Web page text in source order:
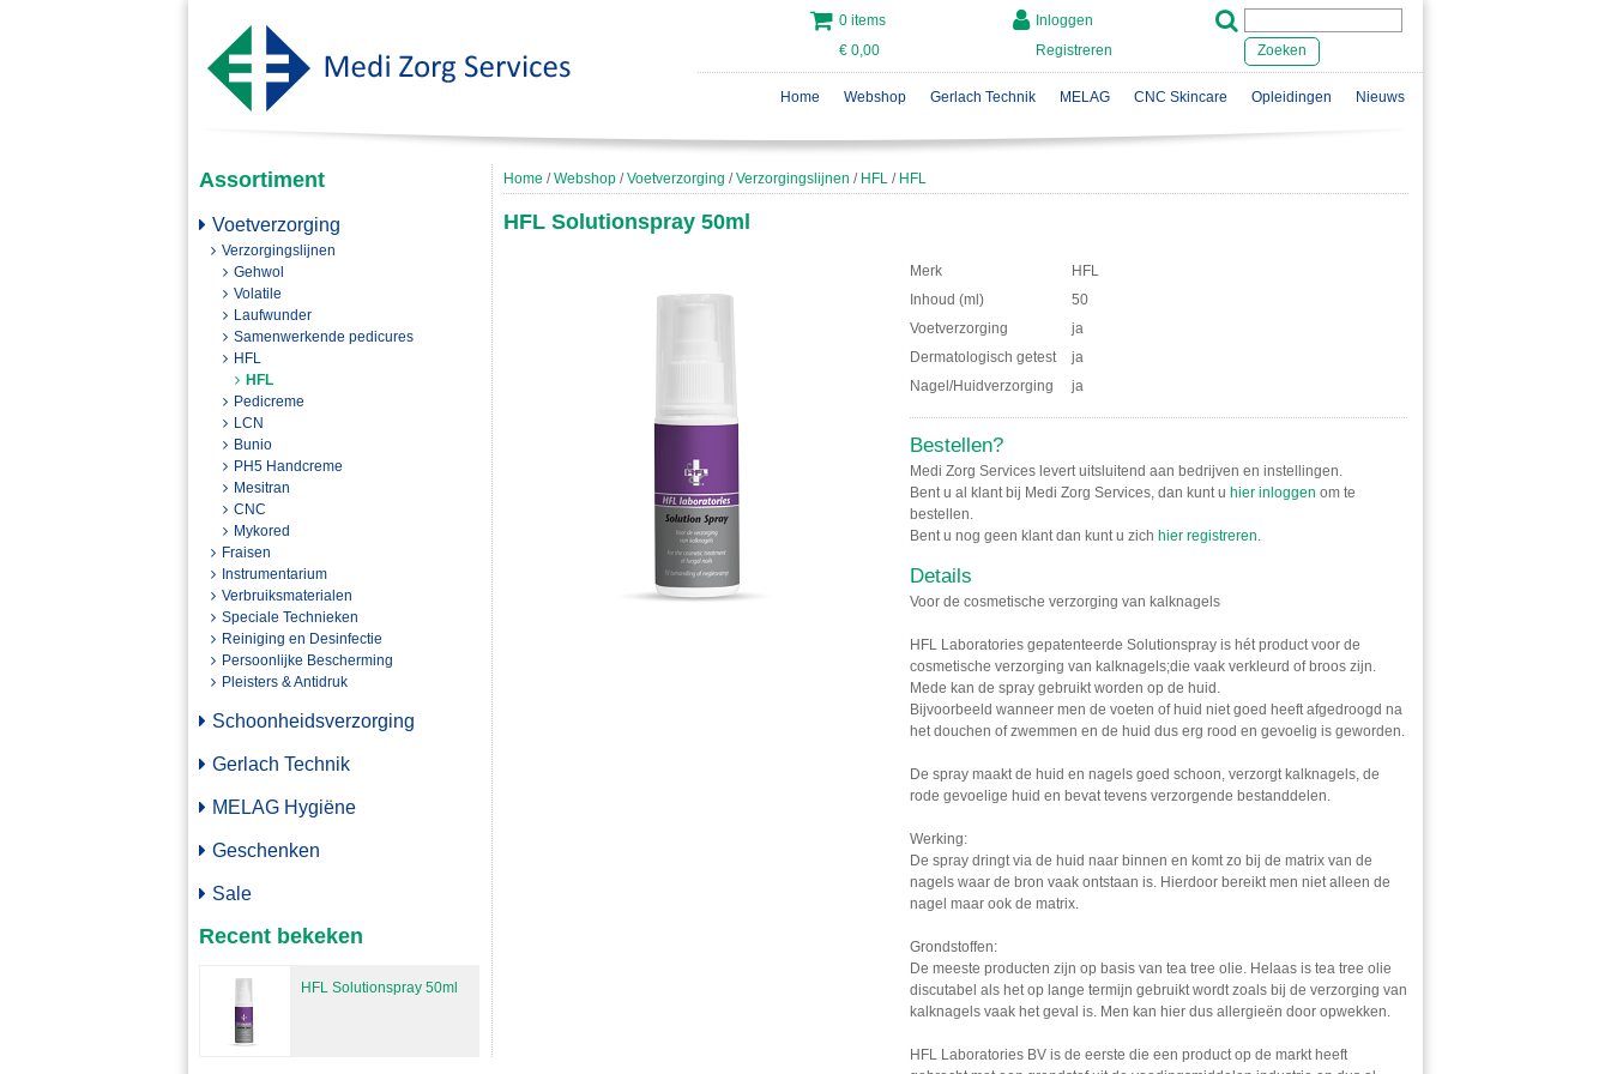
0 items
€ 0,00
Inloggen
Registreren
Zoeken
Home Webshop Gerlach Technik MELAG CNC Skincare Opleidingen Nieuws
Assortiment
Voetverzorging
Verzorgingslijnen
Gehwol
Volatile
Laufwunder
Samenwerkende pedicures
HFL
HFL
Pedicreme
LCN
Bunio
PH5 Handcreme
Mesitran
CNC
Mykored
Fraisen
Instrumentarium
Verbruiksmaterialen
Speciale Technieken
Reiniging en Desinfectie
Persoonlijke Bescherming
Pleisters & Antidruk
Schoonheidsverzorging
Gerlach Technik
MELAG Hygiëne
Geschenken
Sale
Recent bekeken
HFL Solutionspray 50ml
Home /Webshop /Voetverzorging /Verzorgingslijnen / HFL / HFL
HFL Solutionspray 50ml
Merk
HFL
Inhoud (ml)
50
Voetverzorging
ja
Dermatologisch getest
ja
Nagel/Huidverzorging
ja
Bestellen?
Medi Zorg Services levert uitsluitend aan bedrijven en instellingen.
Bent u al klant bij Medi Zorg Services, dan kunt u hier inloggen om te
bestellen.
Bent u nog geen klant dan kunt u zich hier registreren.
Details
Voor de cosmetische verzorging van kalknagels
HFL Laboratories gepatenteerde Solutionspray is hét product voor de
cosmetische verzorging van kalknagels;die vaak verkleurd of broos zijn.
Mede kan de spray gebruikt worden op de huid.
Bijvoorbeeld wanneer men de voeten of huid niet goed heeft afgedroogd na
het douchen of zwemmen en de huid dus erg rood en gevoelig is geworden.
De spray maakt de huid en nagels goed schoon, verzorgt kalknagels, de
rode gevoelige huid en bevat tevens verzorgende bestanddelen.
Werking:
De spray dringt via de huid naar binnen en komt zo bij de matrix van de
nagels waar de bron vaak ontstaan is. Hierdoor bereikt men niet alleen de
nagel maar ook de matrix.
Grondstoffen:
De meeste producten zijn op basis van tea tree olie. Helaas is tea tree olie
discutabel als het op lange termijn gebruikt wordt zoals bij de verzorging van
kalknagels vaak het geval is. Men kan hier dus allergieën door opwekken.
HFL Laboratories BV is de eerste die een product op de markt heeft